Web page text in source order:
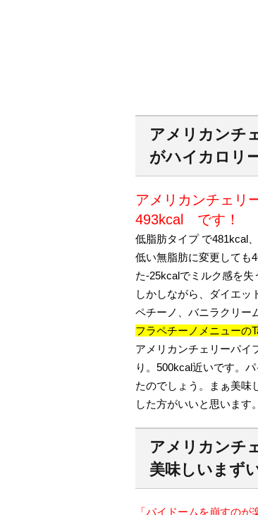
アメリカンチ
がハイカロリ
アメリカンチェリ
493kcal です！
低脂肪タイプ で481kcal
低い無脂肪に変更しても
た-25kcalでミルク感を失
しかしながら、ダイエ
ペチーノ、バニラクリー
フラペチーノメニューの
アメリカンチェリーパイ
り。500kcal近いです。
たのでしょう。まぁ美味
した方がいいと思います
アメリカンチ
美味しいまず
「パイドームを崩すのが